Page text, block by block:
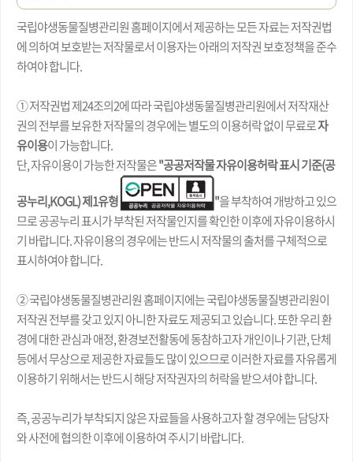
국립야생동물질병관리원 홈페이지에서 제공하는 모든 자료는 저작권법
에 의하여 보호받는 저작물로서 이용자는 아래의 저작권 보호정책을 준수
하여야 합니다.
① 저작권법 제24조의2에 따라 국립야생동물질병관리원에서 저작재산
권의 전부를 보유한 저작물의 경우에는 별도의 이용허락 없이 무료로자
유이용이 가능합니다.
단, 자유이용이 가능한 저작물은"공공저작물 자유이용허락 표시 기준(공
공누리,KOGL) 제1유형 "을 부착하여 개방하고 있으
므로 공공누리 표시가 부착된 저작물인지를 확인한 이후에 자유이용하시
기 바랍니다. 자유이용의 경우에는 반드시 저작물의 출처를 구체적으로
표시하여야 합니다.
② 국립야생동물질병관리원 홈페이지에는 국립야생동물질병관리원이
저작권 전부를 갖고 있지 아니한 자료도 제공되고 있습니다. 또한 우리 환
경에 대한 관심과 애정, 환경보전활동에 동참하고자 개인이나 기관, 단체
등에서 무상으로 제공한 자료들도 많이 있으므로 이러한 자료를 자유롭게
이용하기 위해서는 반드시 해당 저작권자의 허락을 받으셔야 합니다.
즉, 공공누리가 부착되지 않은 자료들을 사용하고자 할 경우에는 담당자
와 사전에 협의한 이후에 이용하여 주시기 바랍니다.